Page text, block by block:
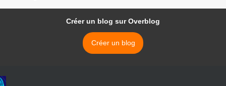
Créer un blog sur Overblog
Créer un blog